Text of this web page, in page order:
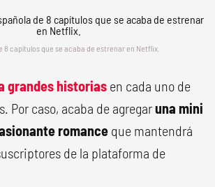
8 capítulos que se acaba de estrenar en Netflix.
grandes historias en cada uno de
Por caso, acaba de agregaruna mini
romance que mantendrá
de la plataforma de